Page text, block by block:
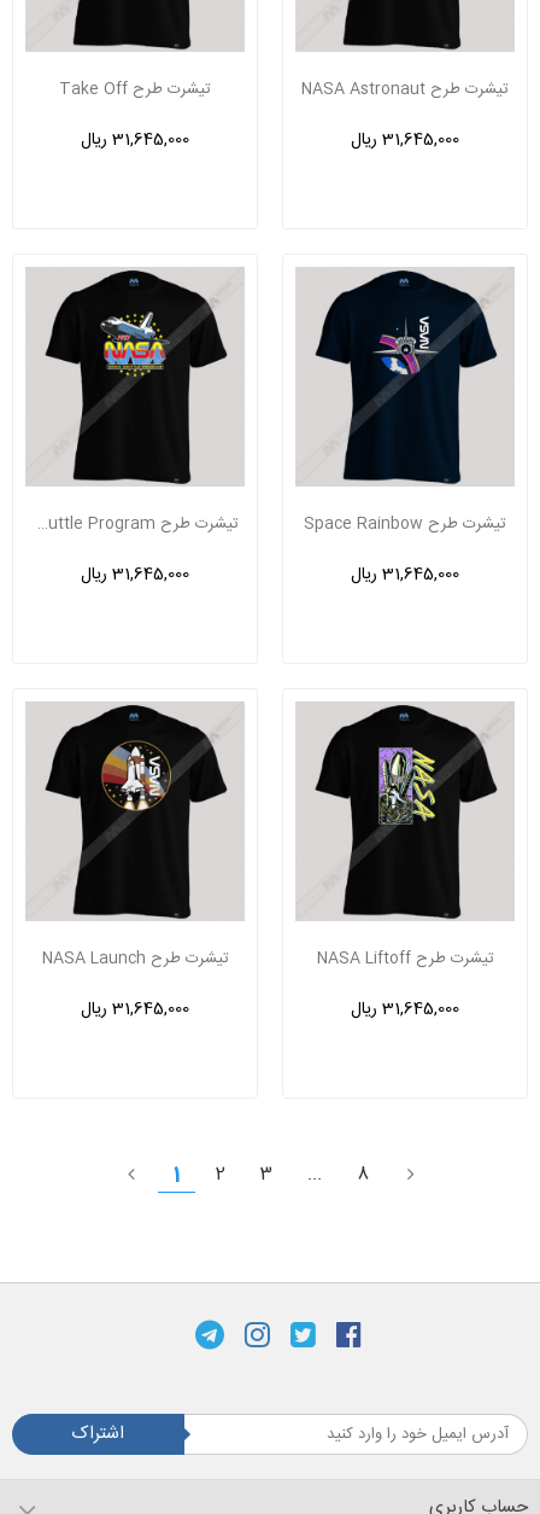
تیشرت طرح NASA Astronaut
31,645,000 ریال
تیشرت طرح Take Off
31,645,000 ریال
تیشرت طرح Space Rainbow
31,645,000 ریال
تیشرت طرح Space Shuttle Program
31,645,000 ریال
تیشرت طرح NASA Liftoff
31,645,000 ریال
تیشرت طرح NASA Launch
31,645,000 ریال
1 2 3 ... 8
اشتراک
حساب کاربری